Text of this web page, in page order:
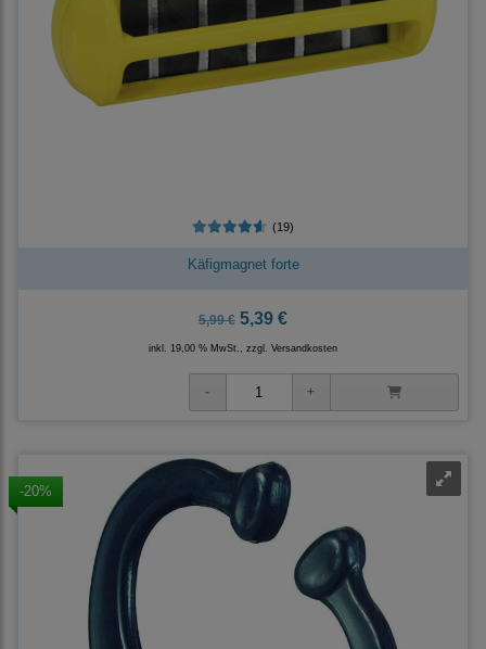
(19)
Käfigmagnet forte
5,99 € 5,39 €
inkl. 19,00 % MwSt., zzgl. Versandkosten
-20%